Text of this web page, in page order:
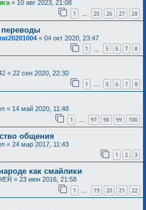
« 10 авг 2023, 21:08
1 … 25 26 27 28
переводы
« 04 окт 2020, 23:47
1 5 6 7 8
« 22 сен 2020, 22:30
1 … 5 6 7 8
« 14 май 2020, 11:48
1 … 97 98 99 100
общения
« 24 мар 2017, 11:43
1 2 3
как смайлики
« 23 июн 2016, 21:58
1 … 19 20 21 22